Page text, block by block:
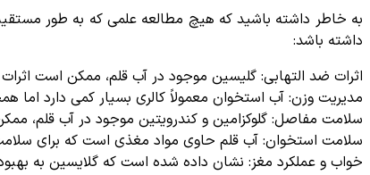
به خاطر داشته باشید که هیچ مطالعه علمی که به طور
داشته باشد:
اثرات ضد التهابی: گلیسین موجود در آب قلم، ممکن است
مدیریت وزن: آب استخوان معمولاً کالری بسیار کمی دارد
سلامت مفاصل: گلوکزامین و کندرویتین موجود در آب قلم،
سلامت استخوان: آب قلم حاوی مواد مغذی است که برای
خواب و عملکرد مغز: نشان داده شده است که گلایسین به